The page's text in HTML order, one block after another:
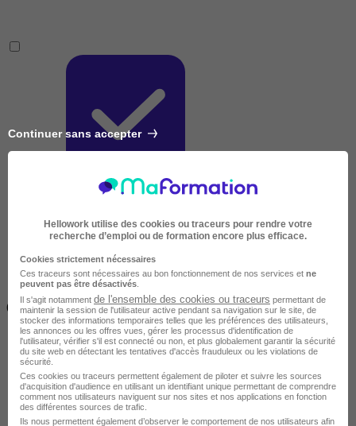
(14h)
Continuer sans accepter
Hellowork utilise des cookies ou traceurs pour rendre votre
recherche d’emploi ou de formation encore plus efficace.
Cookies strictement nécessaires
Ces traceurs sont nécessaires au bon fonctionnement de nos services et ne
peuvent pas être désactivés
Il s'agit notamment de l'ensemble des cookies ou traceurs permettant de
maintenir la session de l'utilisateur active pendant sa navigation sur le site, de
stocker des informations temporaires telles que les préférences des utilisateurs,
les annonces ou les offres vues, gérer les processus d'identification de
l'utilisateur, vérifier s'il est connecté ou non, et plus globalement garantir la sécurité
du site web en détectant les tentatives d'accès frauduleux ou les violations de
sécurité.
Ces cookies ou traceurs permettent également de piloter et suivre les sources
d'acquisition d'audience en utilisant un identifiant unique permettant de comprendre
comment nos utilisateurs naviguent sur nos sites et nos applications en fonction
des différentes sources de trafic.
Ils nous permettent également d’observer le comportement de nos utilisateurs afin